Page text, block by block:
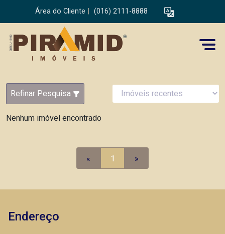
Área do Cliente (016) 2111-8888
Refinar Pesquisa
Nenhum imóvel encontrado
« 1 »
Endereço